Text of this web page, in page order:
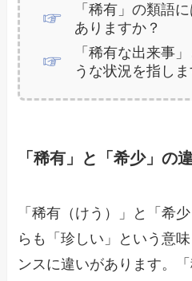
「稀有」の類語
ありますか？
「稀有な出来事
うな状況を指しま
「稀有」と「希少」の
「稀有（けう）」と「希
らも「珍しい」という意
ンスに違いがあります。